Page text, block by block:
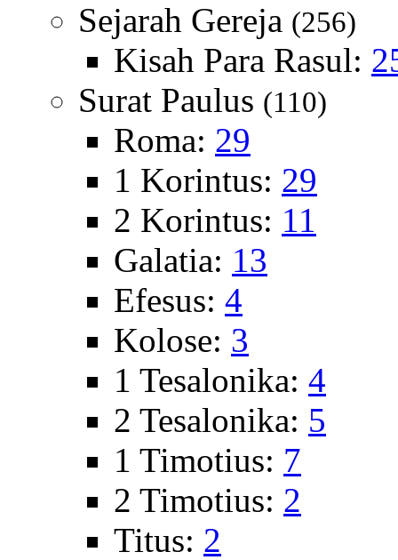
Sejarah Gereja (256)
Kisah Para Rasul:
Surat Paulus (110)
Roma: 29
1 Korintus: 29
2 Korintus: 11
Galatia: 13
Efesus: 4
Kolose: 3
1 Tesalonika: 4
2 Tesalonika: 5
1 Timotius: 7
2 Timotius: 2
Titus: 2